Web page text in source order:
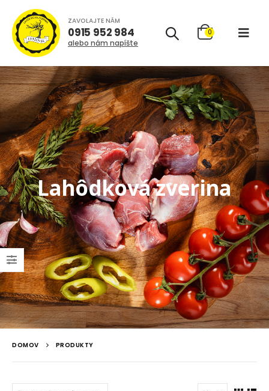
ZAVOLAJTE NÁM
0915 952 984
alebo nám napíšte
0
Lahôdková zverina
DOMOV PRODUKTY